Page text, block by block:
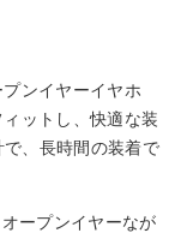
ンイヤーイヤホ
ットし、快適な装
、長時間の装着で
ープンイヤーなが